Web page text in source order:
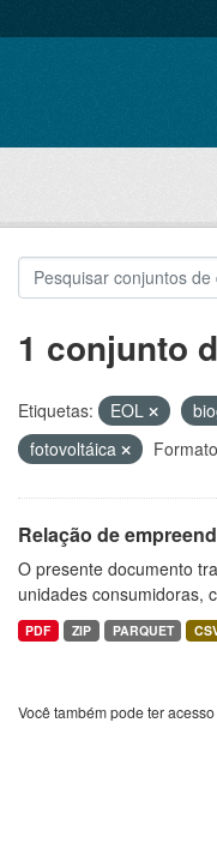
1 conjunto
Etiquetas: EOL
fotovoltáica
Relação de
O presente documento
unidades consumidoras,
PDF ZIP PARQUET
Você também pode ter